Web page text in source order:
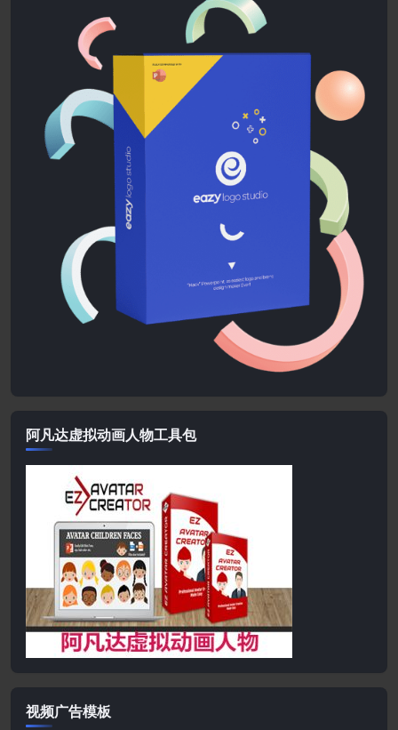
阿凡达虚拟动画人物工具包
视频广告模板